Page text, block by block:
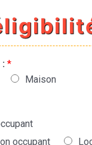
*
Maison
occupant